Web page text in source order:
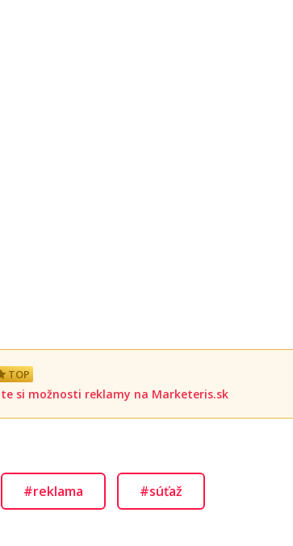
TOP
si možnosti reklamy na Marketeris.sk
#reklama #súťaž